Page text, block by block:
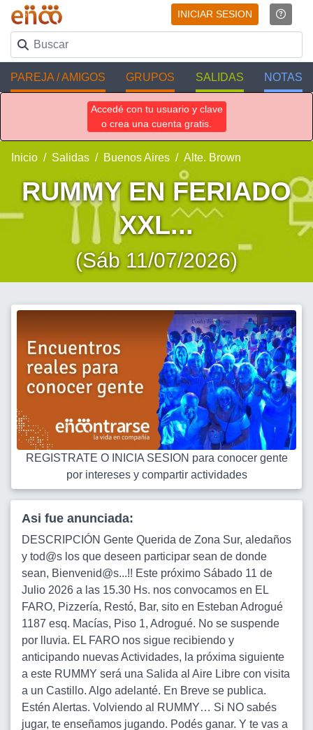
INICIAR SESION
PAREJA / AMIGOS GRUPOS SALIDAS NOTAS
Accedé con tu usuario y clave
o crea una cuenta gratis.
Inicio Salidas Buenos Aires Alte. Brown
RUMMY EN FERIADO
XXL...
(Sáb 11/07/2026)
REGISTRATE O INICIA SESION para conocer gente
por intereses y compartir actividades
Asi fue anunciada:
DESCRIPCIÓN Gente Querida de Zona Sur, aledaños
y tod@s los que deseen participar sean de donde
sean, Bienvenid@s...!! Este próximo Sábado 11 de
Julio 2026 a las 15.30 Hs. nos convocamos en EL
FARO, Pizzería, Restó, Bar, sito en Esteban Adrogué
1187 esq. Macías, Piso 1, Adrogué. No se suspende
por lluvia. EL FARO nos sigue recibiendo y
anticipando nuevas Actividades, la próxima siguiente
a este RUMMY será una Salida al Aire Libre con visita
a un Castillo. Algo adelanté. En Breve se publica.
Estén Alertas. Volviendo al RUMMY… Si NO sabés
jugar, te enseñamos jugando. Podés ganar. Y te vas a